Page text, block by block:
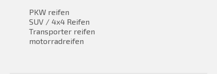
PKW reifen
SUV / 4x4 Reifen
Transporter reifen
motorradreifen